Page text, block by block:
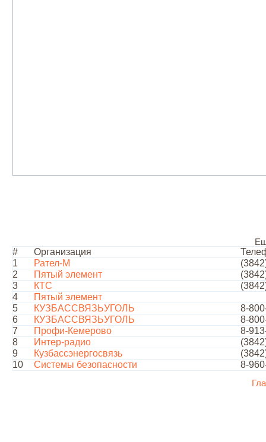
# Организация
1
Рател-М
2
Пятый элемент
3
КТС
4
Пятый элемент
5
КУЗБАССВЯЗЬУГОЛЬ
8-
6
КУЗБАССВЯЗЬУГОЛЬ
8-
7
Профи-Кемерово
8-
8
Интер-радио
9
Кузбассэнергосвязь
10
Системы безопасности 8-